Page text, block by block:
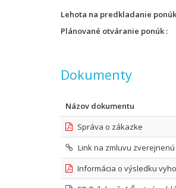
Lehota na predkladanie ponúk
Plánované otváranie ponúk
Dokumenty
Názov dokumentu
Správa o zákazke
Link na zmluvu zverejnenú
Informácia o výsledku